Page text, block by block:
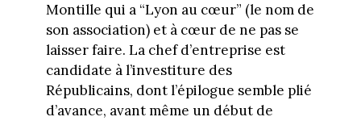
Montille qui a “Lyon au cœur” (le nom de
son association) et à cœur de ne pas se
laisser faire. La chef d’entreprise est
candidate à l’investiture des
Républicains, dont l’épilogue semble plié
d’avance, avant même un début de